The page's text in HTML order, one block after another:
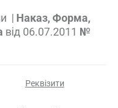
| Наказ, Форма,
від 06.07.2011 №
Реквізити